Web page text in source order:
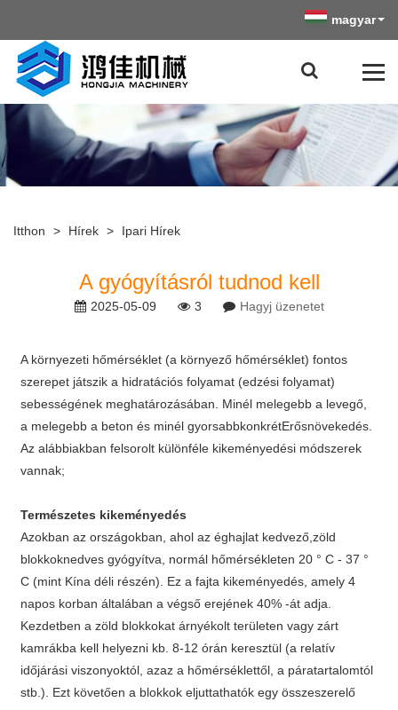
magyar
Itthon > Hírek > Ipari Hírek
A gyógyításról tudnod kell
2025-05-09 3 Hagyj üzenetet
A környezeti hőmérséklet (a környező hőmérséklet) fontos
szerepet játszik a hidratációs folyamat (edzési folyamat)
sebességének meghatározásában. Minél melegebb a levegő,
a melegebb a beton és minél gyorsabbkonkrétErősnövekedés.
Az alábbiakban felsorolt ​​különféle kikeményedési módszerek
vannak;
Természetes kikeményedés
Azokban az országokban, ahol az éghajlat kedvező,zöld
blokkoknedves gyógyítva, normál hőmérsékleten 20 ° C - 37 °
C (mint Kína déli részén). Ez a fajta kikeményedés, amely 4
napos korban általában a végső erejének 40% -át adja.
Kezdetben a zöld blokkokat árnyékolt területen vagy zárt
kamrákba kell helyezni kb. 8-12 órán keresztül (a relatív
időjárási viszonyoktól, azaz a hőmérséklettől, a páratartalomtól
stb.). Ezt követően a blokkok eljuttathatók egy összeszerelő